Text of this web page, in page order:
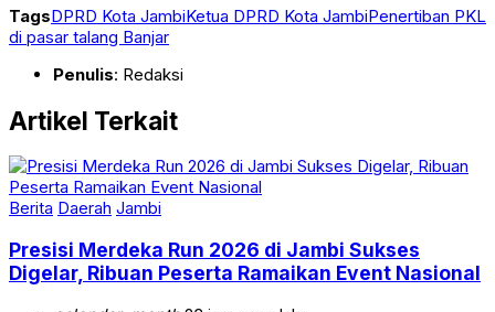
TagsDPRD Kota JambiKetua DPRD Kota JambiPenertiban PKL
di pasar talang Banjar
Penulis: Redaksi
Artikel Terkait
Berita Daerah Jambi
Presisi Merdeka Run 2026 di Jambi Sukses
Digelar, Ribuan Peserta Ramaikan Event Nasional